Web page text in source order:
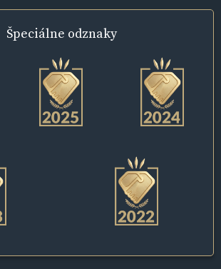
Špeciálne odznaky